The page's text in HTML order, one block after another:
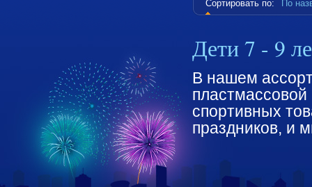
Сортировать по: По
Дети 7 - 9
В нашем
пластмассовой
спортивных
праздников, и